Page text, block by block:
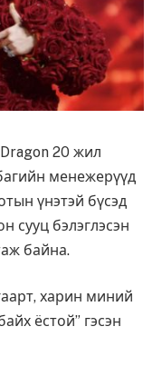
20 жил
менежерүүд
үнэтэй бүсэд
сууц бэлэглэсэн
байна.
харин миний
ёстой” гэсэн